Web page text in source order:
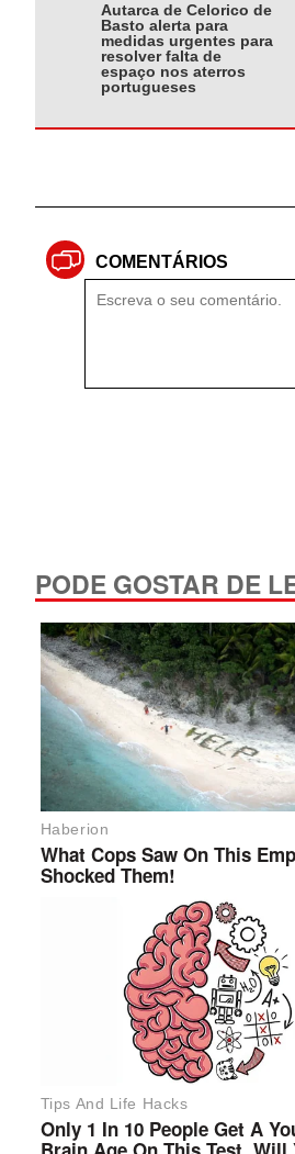
Autarca de Celorico de
Basto alerta para
medidas urgentes para
resolver falta de
espaço nos aterros
portugueses
COMENTÁRIOS